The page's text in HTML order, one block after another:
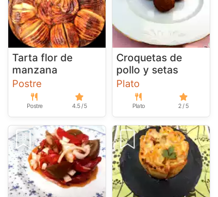
Tarta flor de
manzana
Postre
Postre 4.5 / 5
Croquetas de
pollo y setas
Plato
Plato 2 / 5